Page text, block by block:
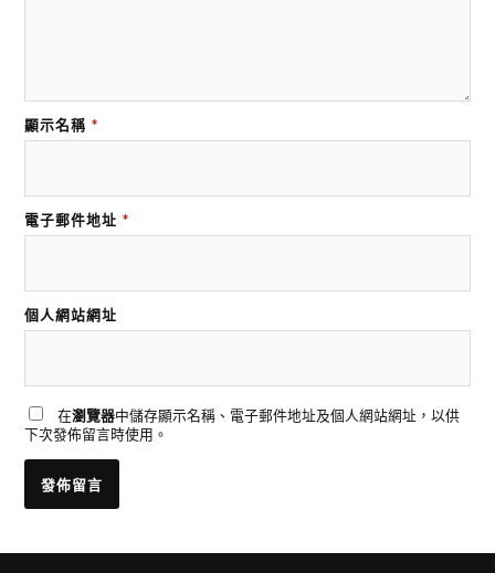
顯示名稱 *
電子郵件地址 *
個人網站網址
在瀏覽器中儲存顯示名稱、電子郵件地址及個人網站網址，以供
下次發佈留言時使用。